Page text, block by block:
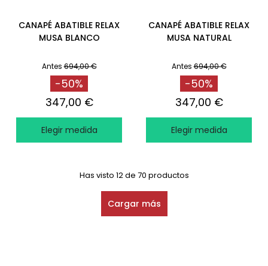
CANAPÉ ABATIBLE RELAX
MUSA BLANCO
Antes 694,00 €
-50%
347,00 €
Elegir medida
CANAPÉ ABATIBLE RELAX
MUSA NATURAL
Antes 694,00 €
-50%
347,00 €
Elegir medida
Has visto 12 de 70 productos
Cargar más